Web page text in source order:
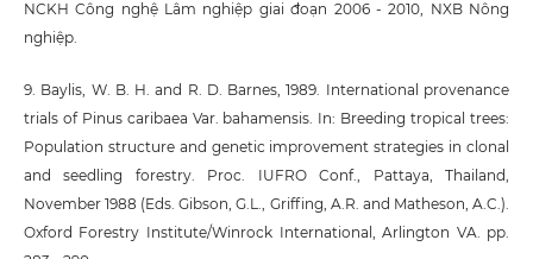
NCKH Công nghệ Lâm nghiệp giai đoạn 2006 - 2010, NXB Nông
nghiệp.
9. Baylis, W. B. H. and R. D. Barnes, 1989. International provenance
trials of Pinus caribaea Var. bahamensis. In: Breeding tropical trees:
Population structure and genetic improvement strategies in clonal
and seedling forestry. Proc. IUFRO Conf., Pattaya, Thailand,
November 1988 (Eds. Gibson, G.L., Griffing, A.R. and Matheson, A.C.).
Oxford Forestry Institute/Winrock International, Arlington VA. pp.